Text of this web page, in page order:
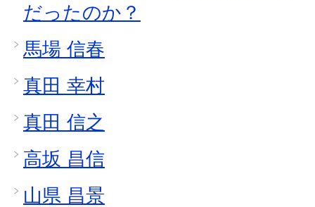
だったのか？
馬場 信春
真田 幸村
真田 信之
高坂 昌信
山県 昌景